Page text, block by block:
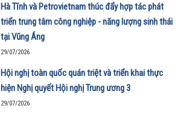
Hà Tĩnh và Petrovietnam thúc đẩy hợp tác phát
triển trung tâm công nghiệp - năng lượng sinh thái
tại Vũng Áng
29/07/2026
Hội nghị toàn quốc quán triệt và triển khai thực
hiện Nghị quyết Hội nghị Trung ương 3
29/07/2026